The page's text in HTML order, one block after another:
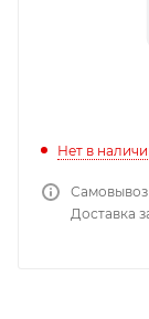
Нет в
Самовывоз
Доставка